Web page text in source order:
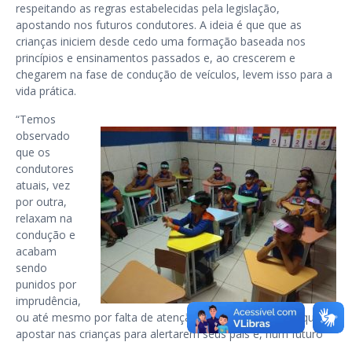
respeitando as regras estabelecidas pela legislação,
apostando nos futuros condutores. A ideia é que que as
crianças iniciem desde cedo uma formação baseada nos
princípios e ensinamentos passados e, ao crescerem e
chegarem na fase de condução de veículos, levem isso para a
vida prática.
“Temos
observado
que os
condutores
atuais, vez
por outra,
relaxam na
condução e
acabam
sendo
punidos por
imprudência,
ou até mesmo por falta de atenção no trânsito. Temos que
apostar nas crianças para alertarem seus pais e, num futuro